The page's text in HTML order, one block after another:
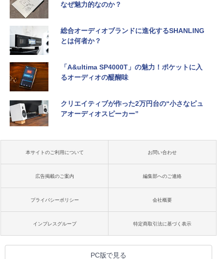
なぜ魅力的なのか？
総合オーディオブランドに進化するSHANLING
とは何者か？
「A&ultima SP4000T」の魅力！ポケットに入
るオーディオの醍醐味
クリエイティブが作った2万円台の“小さなピュ
アオーディオスピーカー”
本サイトのご利用について お問い合わせ
広告掲載のご案内 編集部へのご連絡
プライバシーポリシー 会社概要
インプレスグループ 特定商取引法に基づく表示
PC版で見る